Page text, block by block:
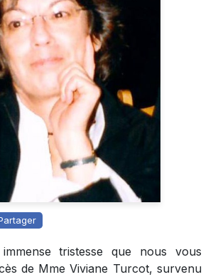
tristesse que nous vous
de Mme Viviane Turcot, survenu